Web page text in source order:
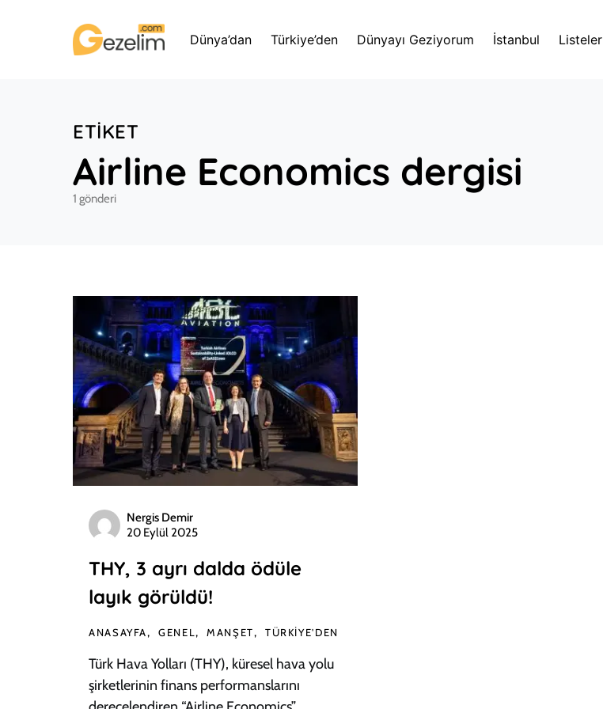
Dünya’dan Türkiye’den Dünyayı Geziyorum İstanbul Listeler
ETIKET
Airline Economics dergisi
1 gönderi
Nergis Demir
20 Eylül 2025
THY, 3 ayrı dalda ödüle
layık görüldü!
ANASAYFA GENEL MANŞET TÜRKIYE'DEN
Türk Hava Yolları (THY), küresel hava yolu
şirketlerinin finans performanslarını